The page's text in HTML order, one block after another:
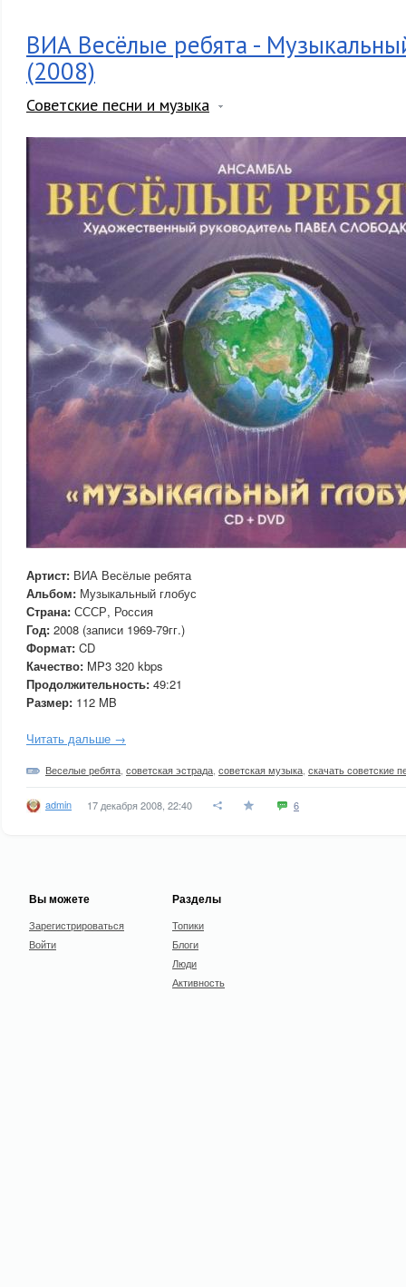
ВИА Весёлые ребята -
(2008)
Советские песни и музыка
Артист: ВИА Весёлые ребята
Альбом: Музыкальный глобус
Страна: СССР, Россия
Год: 2008 (записи 1969-79гг.)
Формат: CD
Качество: MP3 320 kbps
Продолжительность: 49:21
Размер: 112 MB
Читать дальше →
Веселые ребята советская эстрада советская музыка скачать советские
admin 17 декабря 2008, 22:40 6
Вы можете
Зарегистрироваться
Войти
Разделы
Топики
Блоги
Люди
Активность